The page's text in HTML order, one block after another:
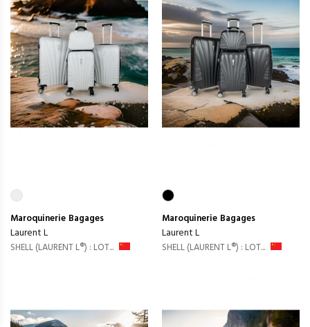
Maroquinerie Bagages
Laurent L
SHELL (LAURENT L®) : LOT...
Maroquinerie Bagages
Laurent L
SHELL (LAURENT L®) : LOT...